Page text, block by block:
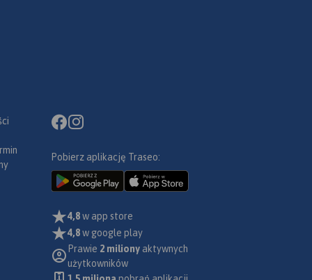
Pobierz aplikację Traseo:
4,8w app store
4,8w google play
Prawie 2 miliony aktywnych
użytkowników